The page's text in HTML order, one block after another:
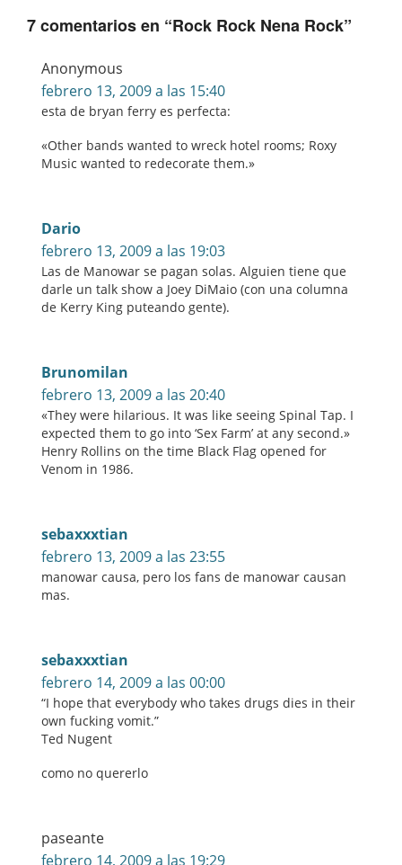
7 comentarios en “Rock Rock Nena Rock”
Anonymous
febrero 13, 2009 a las 15:40
esta de bryan ferry es perfecta:
«Other bands wanted to wreck hotel rooms; Roxy
Music wanted to redecorate them.»
Dario
febrero 13, 2009 a las 19:03
Las de Manowar se pagan solas. Alguien tiene que
darle un talk show a Joey DiMaio (con una columna
de Kerry King puteando gente).
Brunomilan
febrero 13, 2009 a las 20:40
«They were hilarious. It was like seeing Spinal Tap. I
expected them to go into ‘Sex Farm’ at any second.»
Henry Rollins on the time Black Flag opened for
Venom in 1986.
sebaxxxtian
febrero 13, 2009 a las 23:55
manowar causa, pero los fans de manowar causan
mas.
sebaxxxtian
febrero 14, 2009 a las 00:00
“I hope that everybody who takes drugs dies in their
own fucking vomit.”
Ted Nugent
como no quererlo
paseante
febrero 14, 2009 a las 19:29